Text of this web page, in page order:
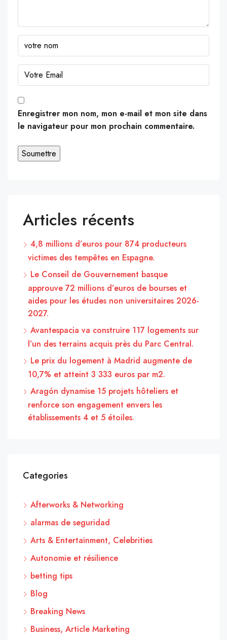
Enregistrer mon nom, mon e-mail et mon site dans
le navigateur pour mon prochain commentaire.
Articles récents
4,8 millions d’euros pour 874 producteurs
victimes des tempêtes en Espagne.
Le Conseil de Gouvernement basque
approuve 72 millions d’euros de bourses et
aides pour les études non universitaires 2026-
2027.
Avantespacia va construire 117 logements sur
l’un des terrains acquis près du Parc Central.
Le prix du logement à Madrid augmente de
10,7% et atteint 3 333 euros par m2.
Aragón dynamise 15 projets hôteliers et
renforce son engagement envers les
établissements 4 et 5 étoiles.
Categories
Afterworks & Networking
alarmas de seguridad
Arts & Entertainment, Celebrities
Autonomie et résilience
betting tips
Blog
Breaking News
Business, Article Marketing